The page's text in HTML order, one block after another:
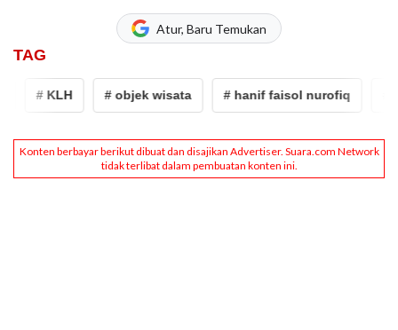
Atur, Baru Temukan
TAG
# KLH # objek wisata # hanif faisol nurofiq